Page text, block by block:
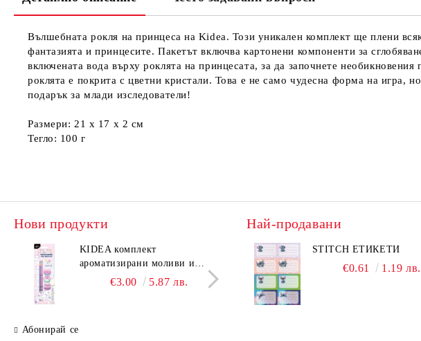
Вълшебната рокля на принцеса на Kidea. Този уникален комплект ще плени
фантазията и принцесите. Пакетът включва картонени компоненти за
включената вода върху роклята на принцесата, за да започнете
роклята е покрита с цветни кристали. Това е не само чудесна форма на игра,
подарък за млади изследователи!
Размери: 21 x 17 x 2 см
Тегло: 100 г
Нови продукти
KIDEA комплект
ароматизирани моливи и
гуми Котешки лапи
€3.00 5.87 лв.
KIDEA комплект
ароматизирани моливи и
гуми Капибара
Абонирай се
Най-продавани
STITCH ЕТИКЕТИ
€0.61 1.19 лв.